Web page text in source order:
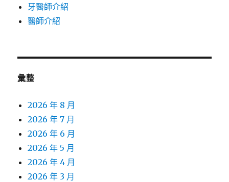
牙醫師介紹
醫師介紹
彙整
2026 年 8 月
2026 年 7 月
2026 年 6 月
2026 年 5 月
2026 年 4 月
2026 年 3 月